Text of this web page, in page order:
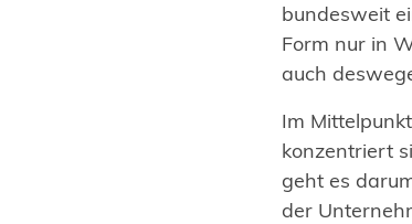
bundesweit
Form nur in
auch
Im
konzentriert
geht es
der